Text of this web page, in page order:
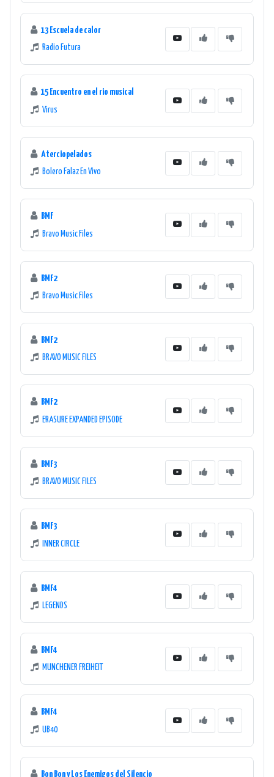
13 Escuela de calor
Radio Futura
15 Encuentro en el rio musical
Virus
Aterciopelados
Bolero Falaz En Vivo
BMF
Bravo Music Files
BMF2
Bravo Music Files
BMF2
BRAVO MUSIC FILES
BMF2
ERASURE EXPANDED EPISODE
BMF3
BRAVO MUSIC FILES
BMF3
INNER CIRCLE
BMF4
LEGENDS
BMF4
MUNCHENER FREIHEIT
BMF4
UB40
Bon Bon y Los Enemigos del Silencio